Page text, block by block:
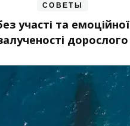
СОВЕТЫ
участі та емоційної
дорослого